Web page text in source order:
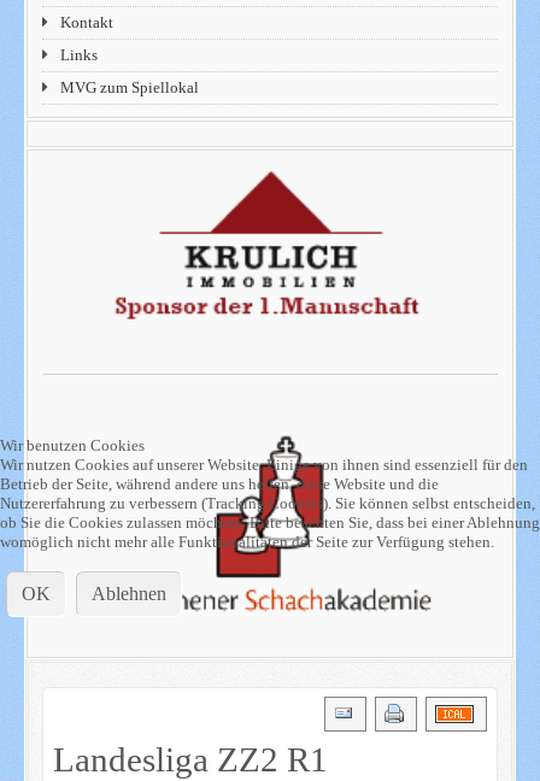
Kontakt
Links
MVG zum Spiellokal
Landesliga ZZ2 R1
Wir benutzen Cookies
Wir nutzen Cookies auf unserer Website. Einige von ihnen sind essenziell für den
Betrieb der Seite, während andere uns helfen, diese Website und die
Nutzererfahrung zu verbessern (Tracking Cookies). Sie können selbst entscheiden,
ob Sie die Cookies zulassen möchten. Bitte beachten Sie, dass bei einer Ablehnung
womöglich nicht mehr alle Funktionalitäten der Seite zur Verfügung stehen.
OK Ablehnen